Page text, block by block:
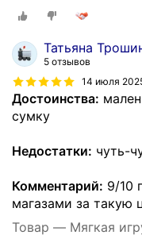
Татьяна
5 отзывов
14 июля
Достоинства:
сумку
Недостатки: чуть-
Комментарий: 9/10
магазами за такую
Товар — Мягкая